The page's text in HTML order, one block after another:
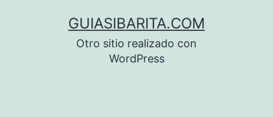
GUIASIBARITA.COM
Otro sitio realizado con
WordPress